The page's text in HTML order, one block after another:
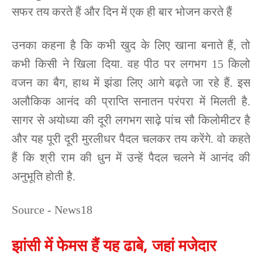
सफर तय करते हैं और दिन में एक ही बार भोजन करते हैं
उनका कहना है कि कभी खुद के लिए खाना बनाते हैं, तो
कभी किसी ने खिला दिया. वह पीठ पर लगभग 15 किलो
वजन का बैग, हाथ में झंडा लिए आगे बढ़ते जा रहे हैं. इस
अलौकिक आनंद की प्राप्ति सनातन परंपरा में मिलती है.
सागर से अयोध्या की दूरी लगभग साढ़े पांच सौ किलोमीटर है
और यह पूरी दूरी मुरलीधर पैदल चलकर तय करेंगे. वो कहते
हैं कि श्री राम की धुन में उन्हें पैदल चलने में आनंद की
अनुभूति होती है.
Source - News18
झांसी में फेमस हैं यह ढाबे, जहां मजेदार